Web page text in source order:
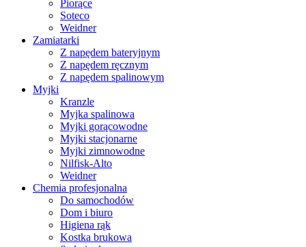
Piorące
Soteco
Weidner
Zamiatarki
Z napędem bateryjnym
Z napędem ręcznym
Z napędem spalinowym
Myjki
Kranzle
Myjka spalinowa
Myjki gorącowodne
Myjki stacjonarne
Myjki zimnowodne
Nilfisk-Alto
Weidner
Chemia profesjonalna
Do samochodów
Dom i biuro
Higiena rąk
Kostka brukowa